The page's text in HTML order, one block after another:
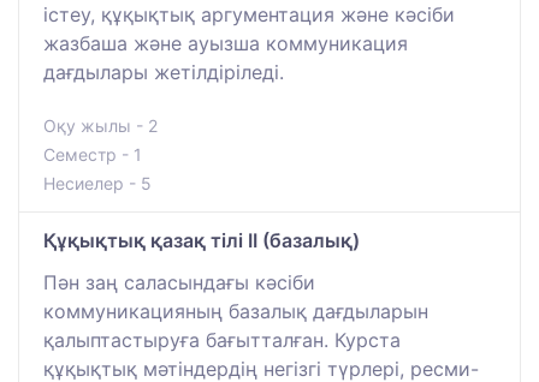
істеу, құқықтық аргументация және кәсіби
жазбаша және ауызша коммуникация
дағдылары жетілдіріледі.
Оқу жылы - 2
Семестр - 1
Несиелер - 5
Құқықтық қазақ тілі II (базалық)
Пән заң саласындағы кәсіби
коммуникацияның базалық дағдыларын
қалыптастыруға бағытталған. Курста
құқықтық мәтіндердің негізгі түрлері, ресми-